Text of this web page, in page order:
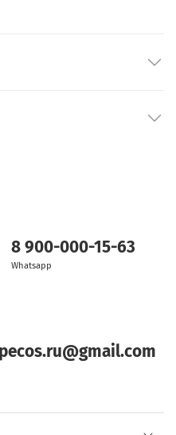
8 900-000-15-63
Whatsapp